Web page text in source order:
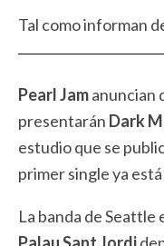
Tal como informan
Pearl Jamanuncian
presentarán Dark
estudio que se
primer single ya
La banda de Seattle